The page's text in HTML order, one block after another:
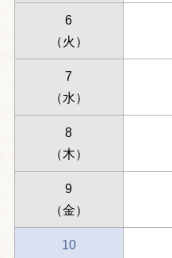
6
（火）
7
（水）
8
（木）
9
（金）
10